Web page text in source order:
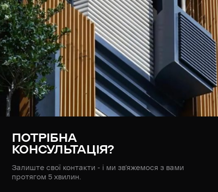
ПОТРІБНА
КОНСУЛЬТАЦІЯ?
Залиште свої контакти - і ми зв’яжемося з вами
протягом 5 хвилин.